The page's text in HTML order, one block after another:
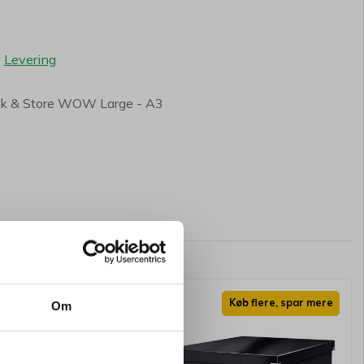
Om
Levering
& Store WOW Large - A3
Køb flere, spar mere Køb flere, spar mere